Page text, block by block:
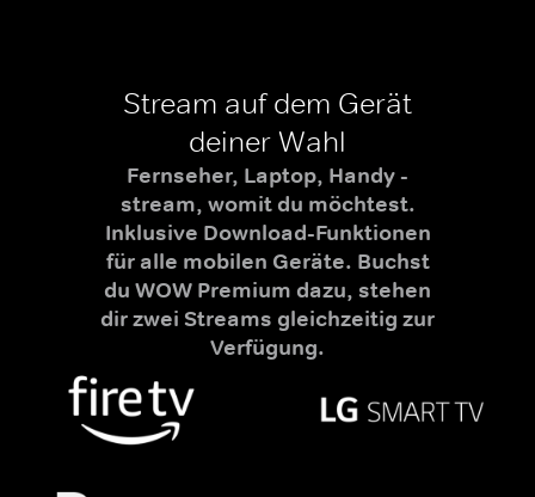
Stream auf dem Gerät
deiner Wahl
Fernseher, Laptop, Handy -
stream, womit du möchtest.
Inklusive Download-Funktionen
für alle mobilen Geräte. Buchst
du WOW Premium dazu, stehen
dir zwei Streams gleichzeitig zur
Verfügung.